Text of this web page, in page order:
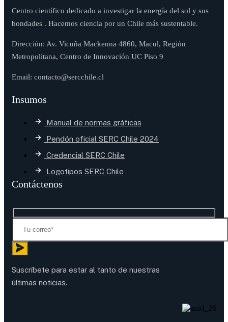
Centro científico dedicado a investigar la energía del sol y sus
bondades . Hacemos ciencia por un Chile más sustentable.
Dirección: Av. Vicuña Mackenna 4860, Macul, Región
Metropolitana, Centro de Innovación UC Piso 9
Email: contacto@sercchile.cl
Insumos
Manual de normas gráficas
Pendón oficial SERC Chile 2024
Credencial SERC Chile
Logotipos SERC Chile
Contáctenos
Suscríbete para estar al tanto de nuestras
últimas noticias.